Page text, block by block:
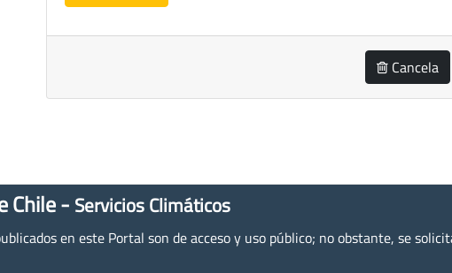
Cancela
Chile - Servicios Climáticos
en este Portal son de acceso y uso público; no obstante, se